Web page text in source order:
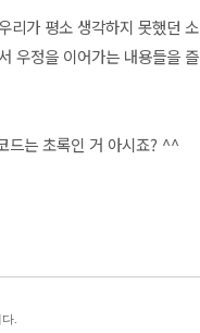
리가 평소 생각하지 못했던 소
우정을 이어가는 내용들을 즐
드는 초록인 거 아시죠? ^^
.